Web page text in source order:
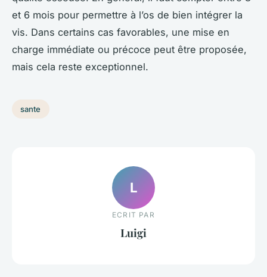
et 6 mois pour permettre à l’os de bien intégrer la
vis. Dans certains cas favorables, une mise en
charge immédiate ou précoce peut être proposée,
mais cela reste exceptionnel.
sante
L
ECRIT PAR
Luigi